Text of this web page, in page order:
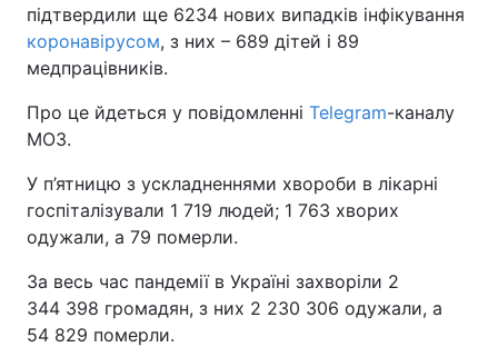
підтвердили ще 6234 нових випадків інфікування
коронавірусом, з них – 689 дітей і 89
медпрацівників.
Про це йдеться у повідомленні Telegram-каналу
МОЗ.
У п’ятницю з ускладненнями хвороби в лікарні
госпіталізували 1 719 людей; 1 763 хворих
одужали, а 79 померли.
За весь час пандемії в Україні захворіли 2
344 398 громадян, з них 2 230 306 одужали, а
54 829 померли.